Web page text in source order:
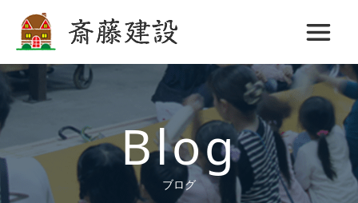
斎藤建設
Blog
ブログ